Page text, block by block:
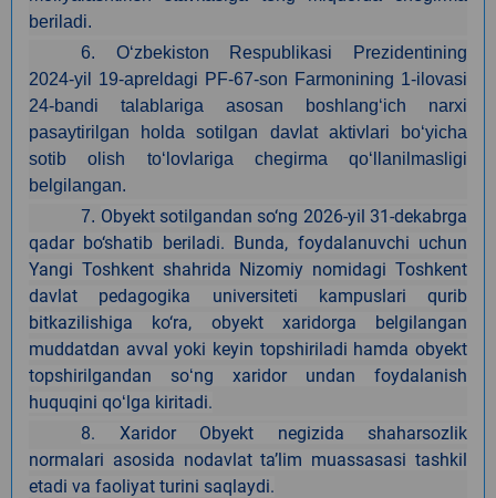
beriladi.
6. O‘zbekiston Respublikasi Prezidentining
2024-yil 19-apreldagi PF-67-son Farmonining 1-ilovasi
24-bandi talablariga asosan boshlang‘ich narxi
pasaytirilgan holda sotilgan davlat aktivlari bo‘yicha
sotib olish to‘lovlariga chegirma qo‘llanilmasligi
belgilangan.
7. Obyekt sotilgandan so‘ng 2026-yil 31-dekabrga
qadar bo‘shatib beriladi. Bunda, foydalanuvchi uchun
Yangi Toshkent shahrida Nizomiy nomidagi Toshkent
davlat pedagogika universiteti kampuslari qurib
bitkazilishiga ko‘ra, obyekt xaridorga belgilangan
muddatdan avval yoki keyin topshiriladi hamda obyekt
topshirilgandan soʻng xaridor undan foydalanish
huquqini qoʻlga kiritadi.
8. Xaridor Obyekt negizida shaharsozlik
normalari asosida nodavlat ta’lim muassasasi tashkil
etadi va faoliyat turini saqlaydi.